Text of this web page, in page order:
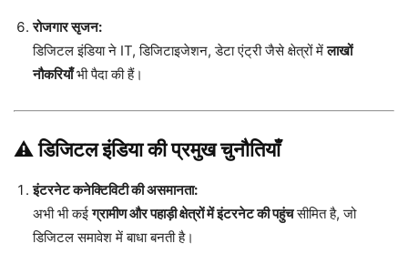
रोजगार सृजन:
डिजिटल इंडिया ने IT, डिजिटाइजेशन, डेटा एंट्री जैसे क्षेत्रों मेंलाखों
नौकरियाँभी पैदा की हैं।
⚠️डिजिटल इंडिया की प्रमुख चुनौतियाँ
इंटरनेट कनेक्टिविटी की असमानता:
अभी भी कईग्रामीण और पहाड़ी क्षेत्रों में इंटरनेट की पहुंचसीमित है, जो
डिजिटल समावेश में बाधा बनती है।